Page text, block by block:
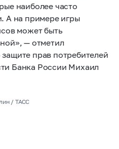
наиболее часто
А на примере игры
может быть
— отметил
прав потребителей
Банка России Михаил
/ ТАСС